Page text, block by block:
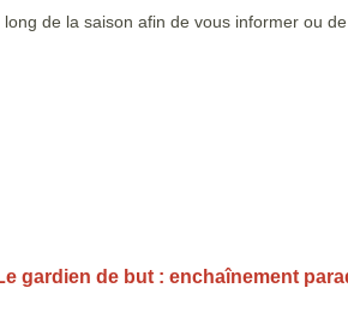
de la saison afin de vous informer ou
gardien de but : enchaînement